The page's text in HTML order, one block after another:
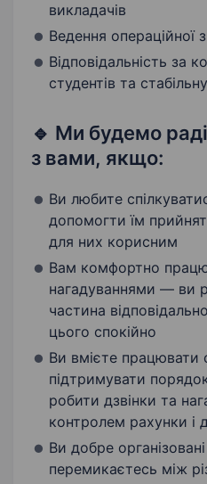
викладачів
Ведення операційної
Відповідальність за
студентів та
🔹 Ми будемо
з вами, якщо:
Ви любите
допомогти їм
для них корисним
Вам комфортно
нагадуваннями — ви
частина
цього спокійно
Ви вмієте працювати
підтримувати
робити дзвінки та
контролем рахунки і
Ви добре
перемикаєтесь між